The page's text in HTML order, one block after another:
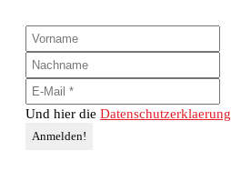
Und hier die Datenschutzerklaerung